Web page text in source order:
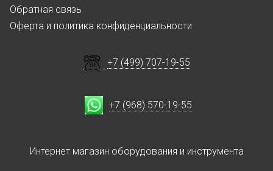
Обратная связь
Оферта и политика конфиденциальности
+7 (499) 707-19-55
+7 (968) 570-19-55
Интернет магазин оборудования и инструмента